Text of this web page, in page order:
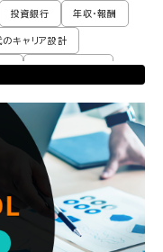
投資銀行 年収・報酬
キャリア設計
向 コンサル現場論
独立・フリーランス
パートナー
タルケア
住・二拠点生活 AI活用
・ファイナンス